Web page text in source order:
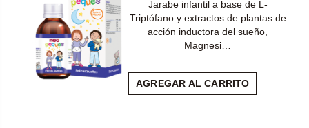
Jarabe infantil a base de L-
Triptófano y extractos de plantas de
acción inductora del sueño,
Magnesi…
AGREGAR AL CARRITO